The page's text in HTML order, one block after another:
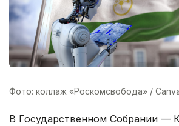
Фото: коллаж «Роскомсвобода» /
В Государственном Собрании —